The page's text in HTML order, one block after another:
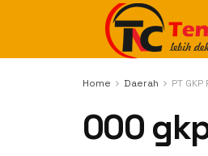
Home Daerah PT
000